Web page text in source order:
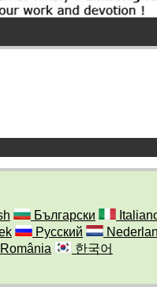
Български
Русский
România 한국어